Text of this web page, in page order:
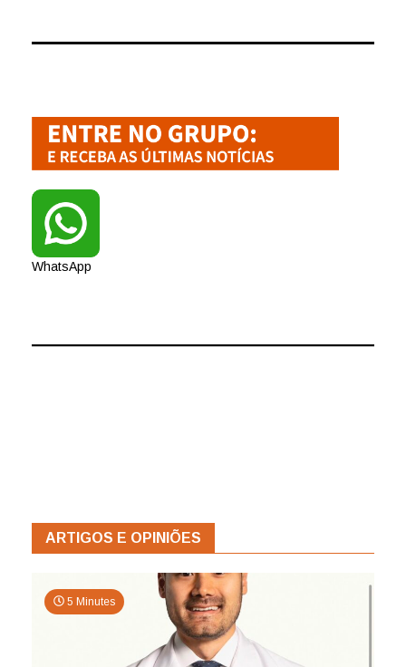
WhatsApp
ARTIGOS E OPINIÕES
5 Minutes